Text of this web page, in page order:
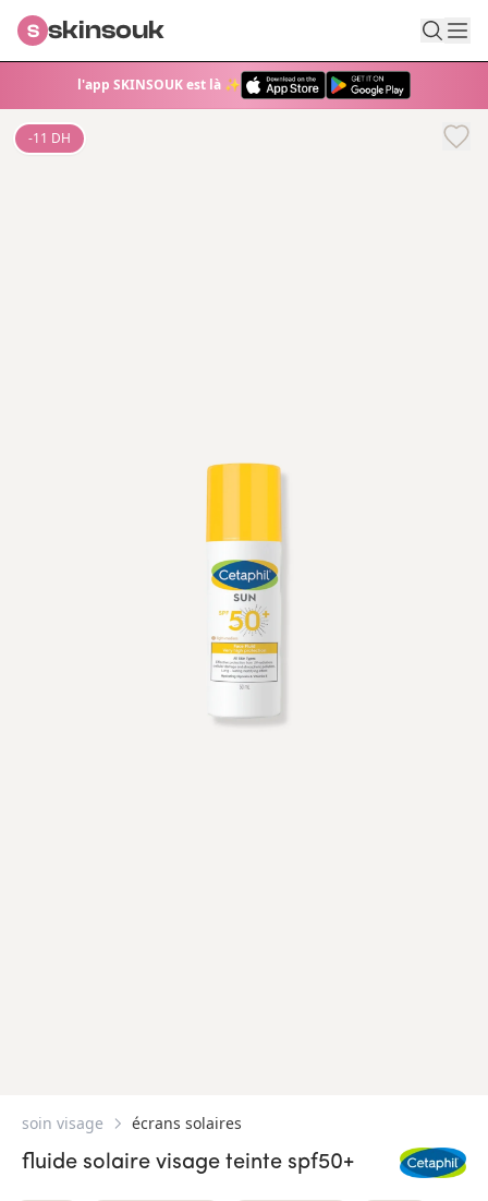
l'app SKINSOUK est là ✨
S skinsouk
-11 DH
soin visage écrans solaires
fluide solaire visage teinte spf50+